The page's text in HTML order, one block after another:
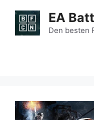
Inhalt
springen
EA
Den besten